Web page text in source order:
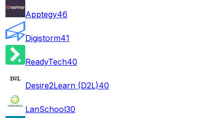
Apptegy46
Digistorm41
ReadyTech40
Desire2Learn (D2L)40
LanSchool30